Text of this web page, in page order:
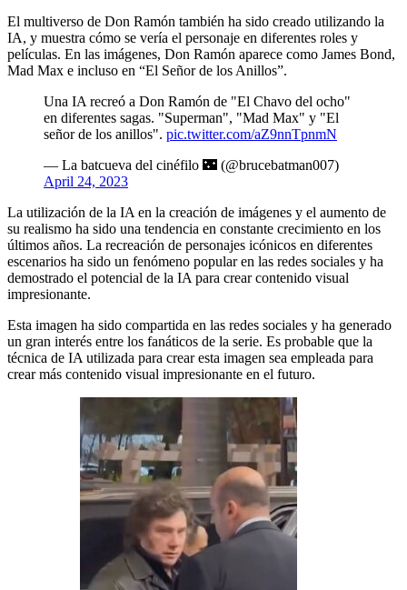
El multiverso de Don Ramón también ha sido creado utilizando la
IA, y muestra cómo se vería el personaje en diferentes roles y
películas. En las imágenes, Don Ramón aparece como James Bond,
Mad Max e incluso en “El Señor de los Anillos”.
Una IA recreó a Don Ramón de "El Chavo del ocho"
en diferentes sagas. "Superman", "Mad Max" y "El
señor de los anillos". pic.twitter.com/aZ9nnTpnmN
— La batcueva del cinéfilo 🌃 (@brucebatman007)
April 24, 2023
La utilización de la IA en la creación de imágenes y el aumento de
su realismo ha sido una tendencia en constante crecimiento en los
últimos años. La recreación de personajes icónicos en diferentes
escenarios ha sido un fenómeno popular en las redes sociales y ha
demostrado el potencial de la IA para crear contenido visual
impresionante.
Esta imagen ha sido compartida en las redes sociales y ha generado
un gran interés entre los fanáticos de la serie. Es probable que la
técnica de IA utilizada para crear esta imagen sea empleada para
crear más contenido visual impresionante en el futuro.